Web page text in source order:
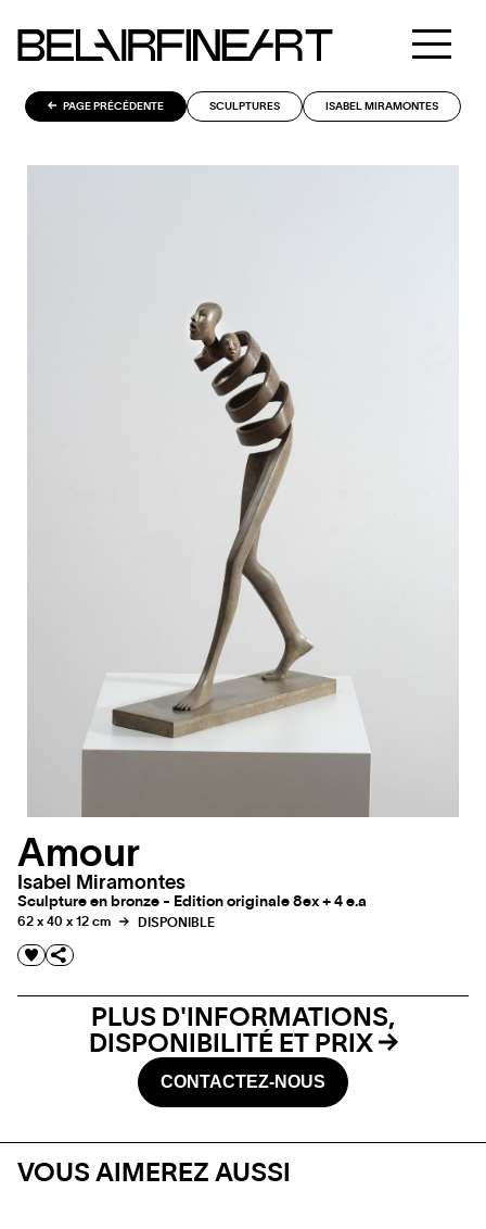
PAGE PRÉCÉDENTE SCULPTURES ISABEL MIRAMONTES
Amour
Isabel Miramontes
Sculpture en bronze - Edition originale 8ex + 4 e.a
62 x 40 x 12 cm DISPONIBLE
PLUS D'INFORMATIONS,
DISPONIBILITÉ ET PRIX
CONTACTEZ-NOUS
VOUS AIMEREZ AUSSI